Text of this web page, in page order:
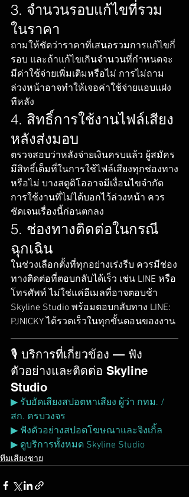
3. จำนวนรอบแก้ไขที่รวม
ในราคา
ถามให้ชัดว่าราคาที่เสนอรวมการแก้ไขกี่
รอบ และถ้าแก้ไขเกินจำนวนที่กำหนดจะ
มีค่าใช้จ่ายเพิ่มเติมหรือไม่ การไม่ถาม
ล่วงหน้าอาจทำให้เจอค่าใช้จ่ายแอบแฝง
ทีหลัง
4. สิทธิ์การใช้งานไฟล์เสียง
หลังส่งมอบ
ตรวจสอบว่าหลังจ่ายเงินครบแล้ว ผู้สมัคร
มีสิทธิ์เต็มที่ในการใช้ไฟล์เสียงทุกช่องทาง
หรือไม่ บางสตูดิโออาจมีเงื่อนไขจำกัด
การใช้งานที่ไม่ได้บอกไว้ล่วงหน้า ควร
ชัดเจนเรื่องนี้ก่อนตกลง
5. ช่องทางติดต่อในกรณี
ฉุกเฉิน
ในช่วงเลือกตั้งที่ทุกอย่างเร่งรีบ ควรมีช่อง
ทางติดต่อที่ตอบกลับได้เร็ว เช่น LINE หรือ
โทรศัพท์ ไม่ใช่แค่อีเมลที่อาจตอบช้า
Skyline Studio พร้อมตอบกลับทาง LINE:
PJNICKY ได้รวดเร็วในทุกขั้นตอนของงาน
🎙️ บริการที่เกี่ยวข้อง — ฟัง
ตัวอย่างและติดต่อ Skyline
Studio
▶ รับอัดเสียงสปอตหาเสียง ผู้ว่า กทม. /
สก. ครบวงจร
▶ ฟังตัวอย่างสปอตโฆษณาและจิงเกิ้ล
▶ ดูบริการทั้งหมด Skyline Studio
ทีมเสียงชาย